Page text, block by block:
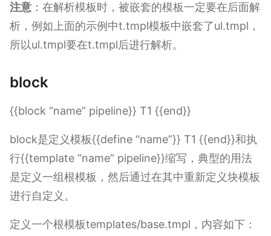
注意 ：在解析模板时，被嵌套的模板一定要在后面解
析，例如上面的示例中t.tmpl模板中嵌套了ul.tmpl，
所以ul.tmpl要在t.tmpl后进行解析。
block
{{block “name” pipeline}} T1 {{end}}
block是定义模板{{define “name”}} T1 {{end}}和执
行{{template “name” pipeline}}缩写，典型的用法
是定义一组根模板，然后通过在其中重新定义块模板
进行自定义。
定义一个根模板templates/base.tmpl，内容如下：